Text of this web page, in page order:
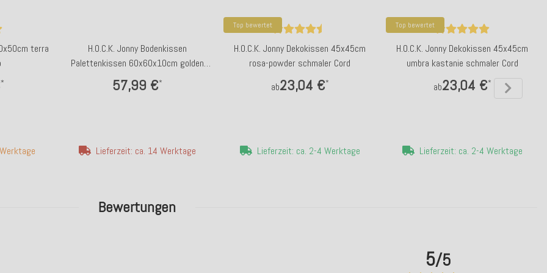
Bewertungen
5/5
terra
*
H.O.C.K. Jonny Bodenkissen
Palettenkissen 60x60x10cm golden
cognac schmaler Cord
57,99 €*
Lieferzeit: ca. 14 Werktage
Top bewertet
H.O.C.K. Jonny Dekokissen 45x45cm
rosa-powder schmaler Cord
ab23,04 €*
Lieferzeit: ca. 2-4 Werktage
Top bewertet
H.O.C.K. Jonny Dekokissen 45x45cm
umbra kastanie schmaler Cord
ab23,04 €*
Lieferzeit: ca. 2-4 Werktage